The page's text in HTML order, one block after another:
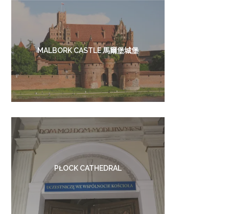
MALBORK CASTLE 馬爾堡城堡
PŁOCK CATHEDRAL